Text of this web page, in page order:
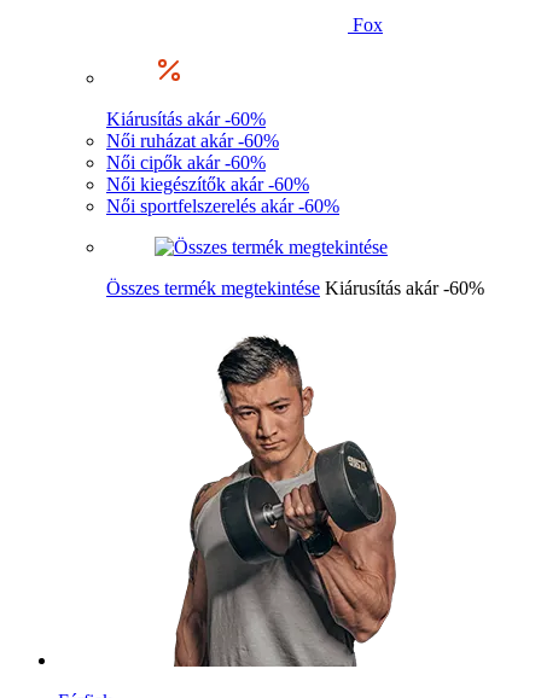
Fox
Kiárusítás akár -60%
Női ruházat akár -60%
Női cipők akár -60%
Női kiegészítők akár -60%
Női sportfelszerelés akár -60%
Összes termék megtekintése Kiárusítás akár -60%